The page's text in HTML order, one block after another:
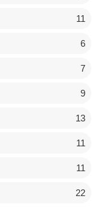
11
6
7
9
13
11
11
22